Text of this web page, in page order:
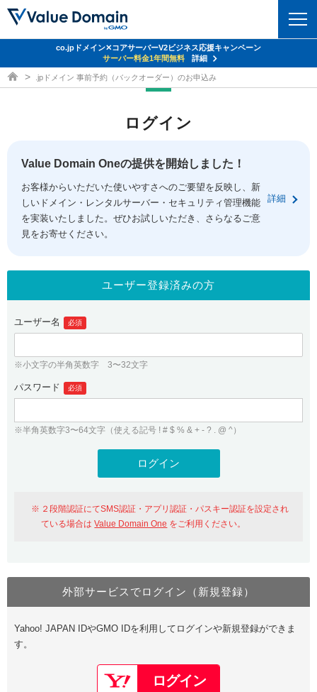
ドメイントップ
ドメイン移管
ドメイン価格一覧
ドメイン一括検索
.jpドメインオークション
gTLDオークション NEW!
.jpドメインバックオーダー
プレミアムドメイン
人気ドメインの種類
WHOIS検索
コアサーバー
バリューサーバー
XREA
セキュリティトップ
Value Domain ネットde診断
SSL証明書
サービストップ
お得意様割引
紹介制度
バリュードメインAPI
ドメイン・ホスティングOEM
facebook
ログイン
従来のバリュードメインをご利用希望の方
Value Domainにログイン
おすすめ One レンタルサーバーを含む最新の機能を使う方
Value Domain Oneにログイン
Google
ユーザー登録
Value Domain Oneアカウント作成
以下でも登録可能
co.jpドメイン✕コアサーバーV2ビジネス応援キャンペーン
サーバー料金1年間無料
詳細
ドメイン取得ならバリュードメイン
.jpドメイン 事前予約（バックオーダー）のお申込み
ログイン
Value Domain Oneの提供を開始しました！
お客様からいただいた使いやすさへのご要望を反映し、新
しいドメイン・レンタルサーバー・セキュリティ管理機能
を実装いたしました。ぜひお試しいただき、さらなるご意
見をお寄せください。
詳細
ユーザー登録済みの方
ユーザー名 必須
※小文字の半角英数字 3〜32文字
パスワード 必須
※半角英数字3〜64文字（使える記号 ! # $ % & + - ? . @ ^）
２段階認証にてSMS認証・アプリ認証・パスキー認証を設定され
ている場合はValue Domain One をご利用ください。
外部サービスでログイン（新規登録）
Yahoo! JAPAN IDやGMO IDを利用してログインや新規登録ができま
す。